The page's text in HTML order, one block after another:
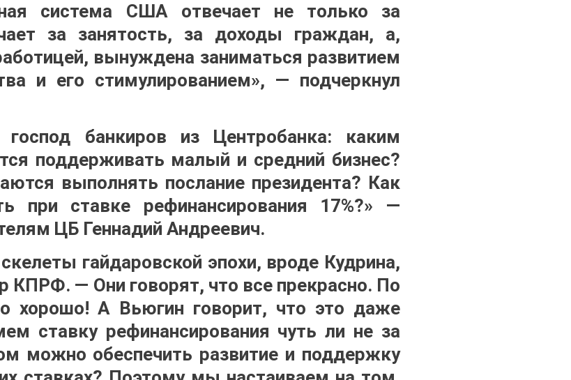
система США отвечает не только за
за занятость, за доходы граждан, а,
вынуждена заниматься развитием
и его стимулированием», — подчеркнул
банкиров из Центробанка: каким
поддерживать малый и средний бизнес?
выполнять послание президента? Как
при ставке рефинансирования 17%?» —
ЦБ Геннадий Андреевич.
гайдаровской эпохи, вроде Кудрина,
КПРФ. — Они говорят, что все прекрасно. По
хорошо! А Вьюгин говорит, что это даже
ставку рефинансирования чуть ли не за
можно обеспечить развитие и поддержку